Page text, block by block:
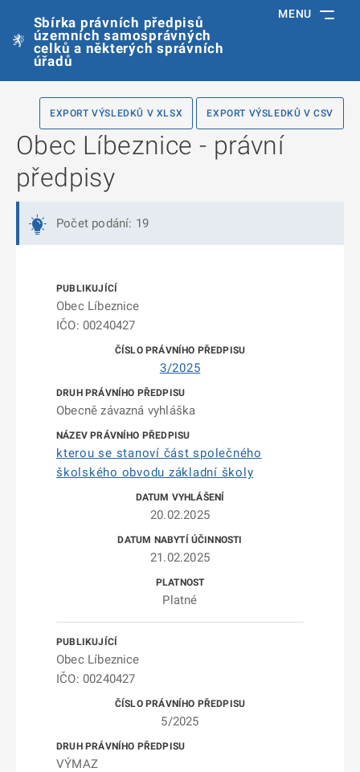
Sbírka právních předpisů
územních samosprávných
celků a některých správních
úřadů
MENU
EXPORT VÝSLEDKŮ V XLSX EXPORT VÝSLEDKŮ V CSV
Obec Líbeznice - právní
předpisy
Počet podání: 19
Obec Líbeznice
IČO: 00240427
3/2025
Obecně závazná vyhláška
kterou se stanoví část společného
školského obvodu základní školy
20.02.2025
21.02.2025
Platné
Obec Líbeznice
IČO: 00240427
5/2025
VÝMAZ